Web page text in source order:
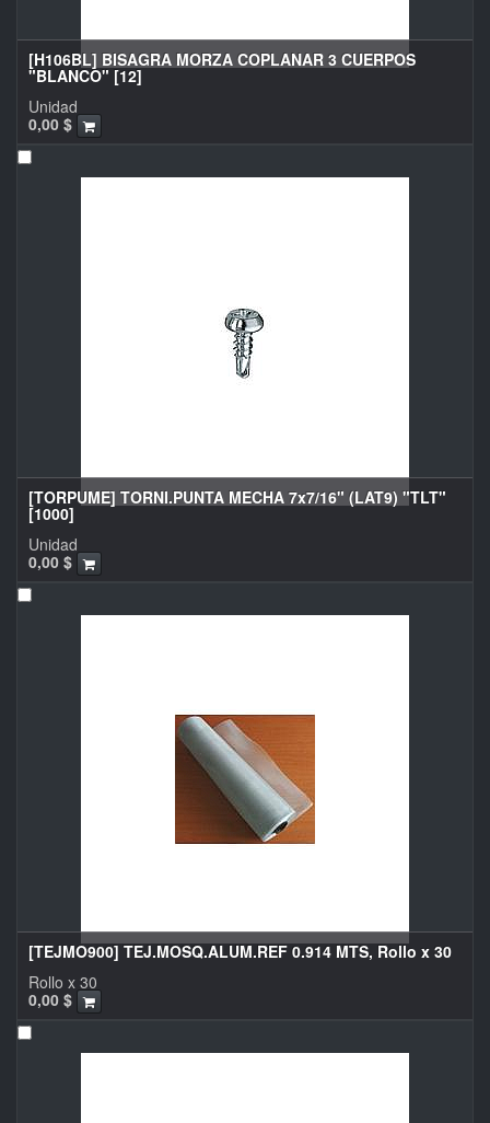
[H106BL] BISAGRA MORZA COPLANAR 3 CUERPOS
"BLANCO" [12]
0,00 $
Unidad
[TORPUME] TORNI.PUNTA MECHA 7x7/16" (LAT9) "TLT"
[1000]
0,00 $
Unidad
[TEJMO900] TEJ.MOSQ.ALUM.REF 0.914 MTS, Rollo x 30
0,00 $
Rollo x 30